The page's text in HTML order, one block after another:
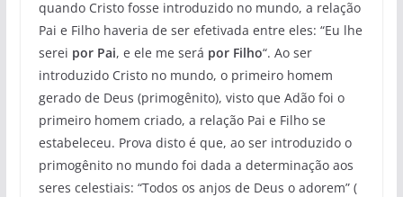
quando Cristo fosse introduzido no mundo, a relação
Pai e Filho haveria de ser efetivada entre eles: “Eu lhe
serei por Pai, e ele me será por Filho“. Ao ser
introduzido Cristo no mundo, o primeiro homem
gerado de Deus (primogênito), visto que Adão foi o
primeiro homem criado, a relação Pai e Filho se
estabeleceu. Prova disto é que, ao ser introduzido o
primogênito no mundo foi dada a determinação aos
seres celestiais: “Todos os anjos de Deus o adorem” (